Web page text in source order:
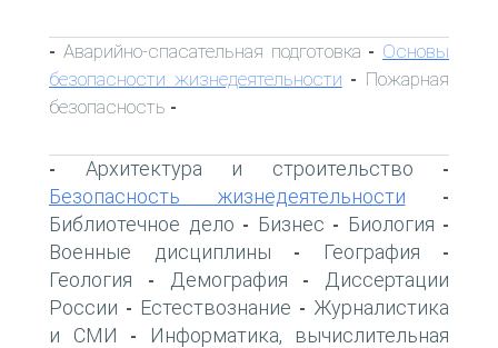
- Аварийно-спасательная подготовка - Основы
безопасности жизнедеятельности - Пожарная
безопасность -
- Архитектура и строительство -
Безопасность жизнедеятельности -
Библиотечное дело - Бизнес - Биология -
Военные дисциплины - География -
Геология - Демография -
Диссертации
России - Естествознание - Журналистика
и СМИ -
Информатика, вычислительная